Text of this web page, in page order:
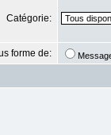
Catégorie:
forme de: